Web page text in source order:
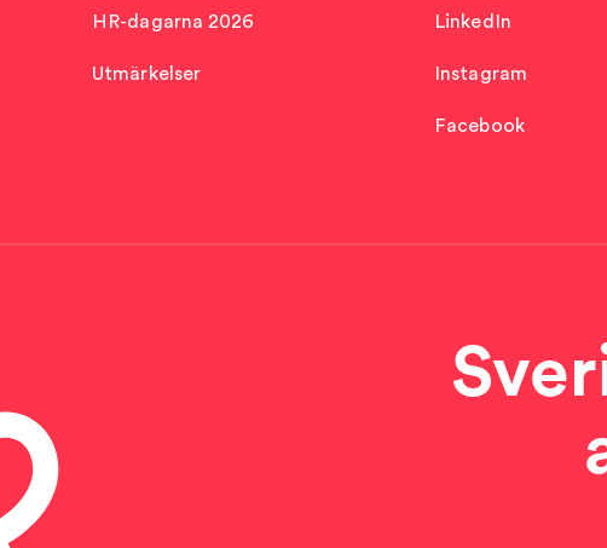
HR-dagarna 2026
Utmärkelser
LinkedIn
Instagram
Facebook